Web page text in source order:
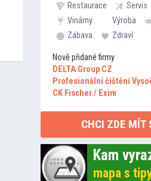
Restaurace
Servis
Vinárny
Výroba
Zábava
Zdraví
Nově přidané firmy
DELTA Group CZ
Profesionální čištění
CK Fischer / Exim
CHCI ZDE MÍT
Kam
mapa s